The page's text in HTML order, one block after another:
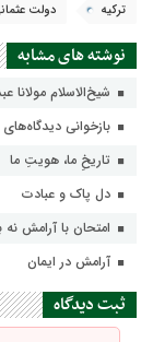
ترکیه دولت
نوشته های مشابه
شیخ‌الاسلام مولانا
بازخوانی
تاریخِ ما، هویتِ ما
دل پاک و عبادت
امتحان با آرامش
آرامش در ایمان
ثبت دیدگاه